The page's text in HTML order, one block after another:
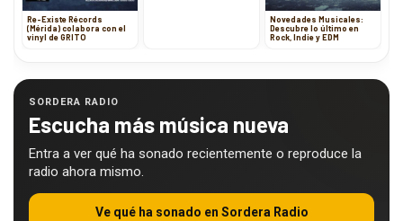
Re-Existe Récords
(Mérida) colabora con el
vinyl de GRITO
Novedades Musicales:
Descubre lo último en
Rock, Indie y EDM
SORDERA RADIO
Escucha más música nueva
Entra a ver qué ha sonado recientemente o reproduce la
radio ahora mismo.
Ve qué ha sonado en Sordera Radio